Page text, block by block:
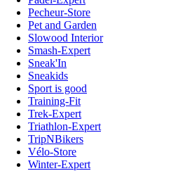
Pecheur-Store
Pet and Garden
Slowood Interior
Smash-Expert
Sneak'In
Sneakids
Sport is good
Training-Fit
Trek-Expert
Triathlon-Expert
TripNBikers
Vélo-Store
Winter-Expert